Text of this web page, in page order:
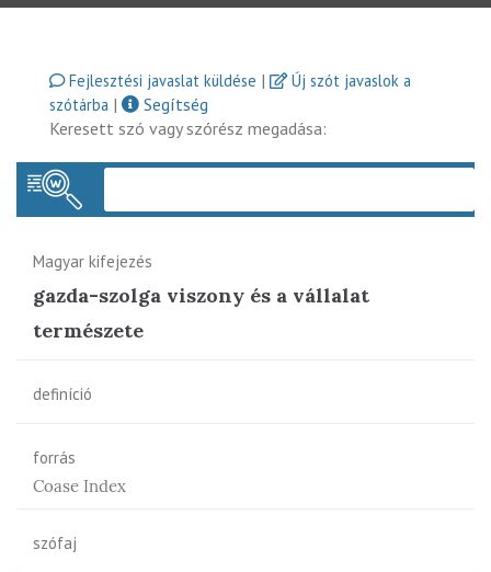
Fejlesztési javaslat küldése |
Új szót javaslok a
szótárba |
Segítség
Keresett szó vagy szórész megadása:
Magyar kifejezés
gazda-szolga viszony és a vállalat
természete
definíció
forrás
Coase Index
szófaj